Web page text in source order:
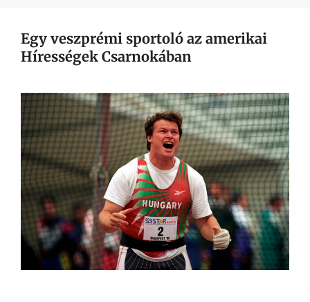
Egy veszprémi sportoló az amerikai
Hírességek Csarnokában